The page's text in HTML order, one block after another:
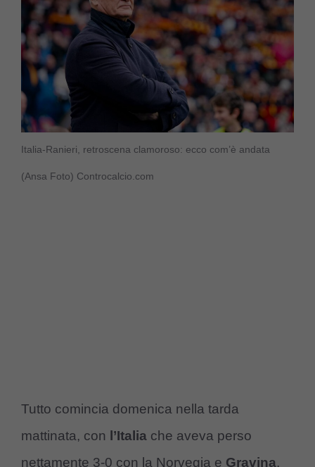
Italia-Ranieri, retroscena clamoroso: ecco com’è andata
(Ansa Foto) Controcalcio.com
Tutto comincia domenica nella tarda
mattinata, con
l’Italia che aveva perso
nettamente 3-0 con la Norvegia e Gravina,